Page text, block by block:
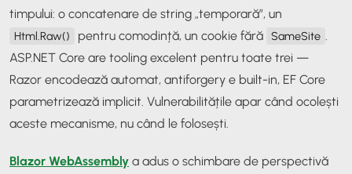
timpului: o concatenare de string „temporară”, un
Html.Raw() pentru comodință, un cookie fără SameSite
ASP.NET Core are tooling excelent pentru toate trei —
Razor encodează automat, antiforgery e built-in, EF Core
parametrizează implicit. Vulnerabilitățile apar când ocolești
aceste mecanisme, nu când le folosești.
Blazor WebAssembly a adus o schimbare de perspectivă